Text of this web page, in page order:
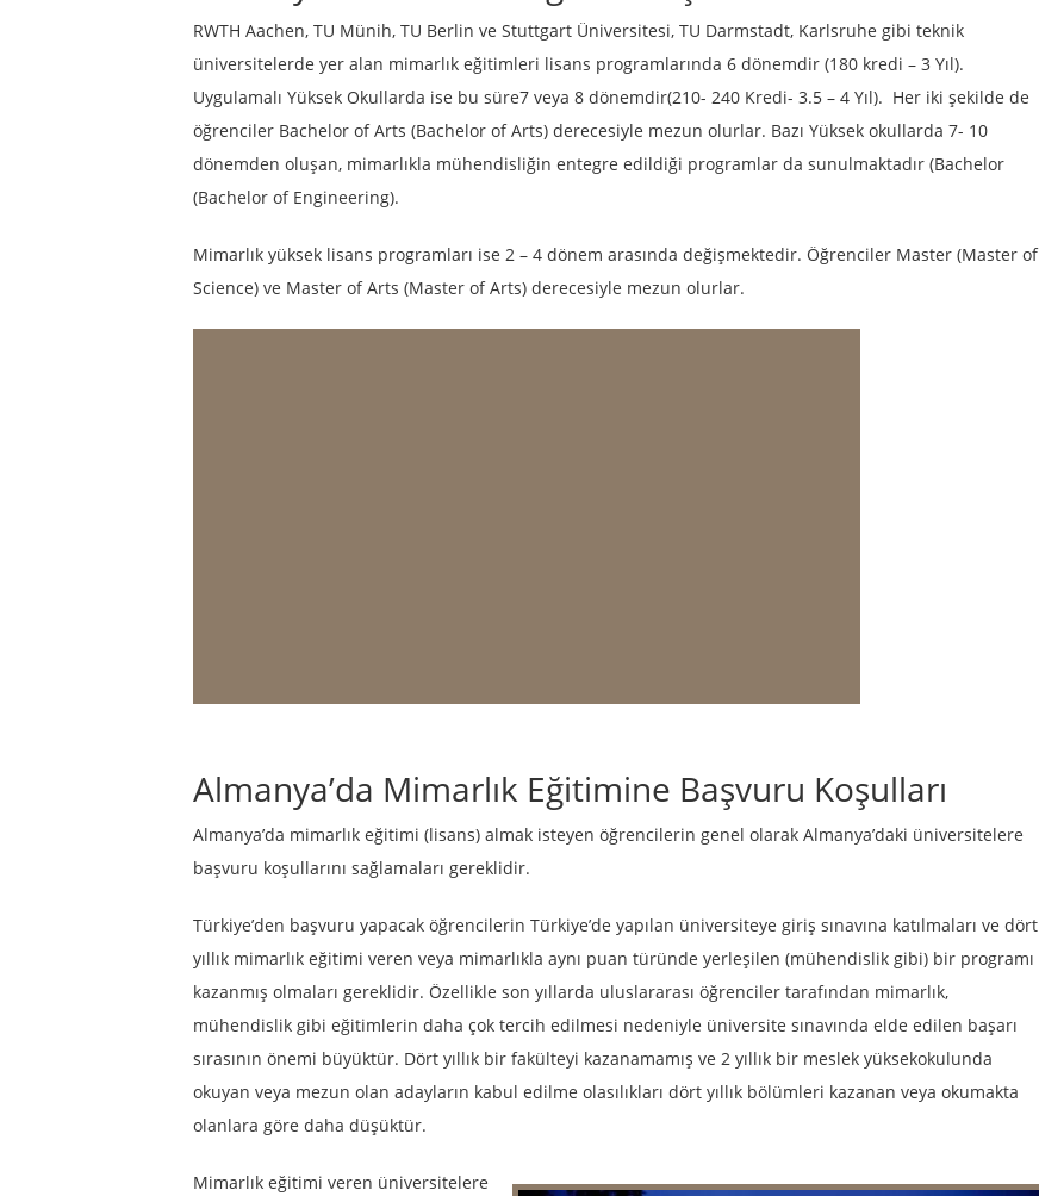
RWTH Aachen, TU Münih, TU Berlin ve Stuttgart Üniversitesi, TU Darmstadt, Karlsruhe gibi teknik
üniversitelerde yer alan mimarlık eğitimleri lisans programlarında 6 dönemdir (180 kredi – 3 Yıl).
Uygulamalı Yüksek Okullarda ise bu süre7 veya 8 dönemdir(210- 240 Kredi- 3.5 – 4 Yıl). Her iki şekilde de
öğrenciler Bachelor of Arts (Bachelor of Arts) derecesiyle mezun olurlar. Bazı Yüksek okullarda 7- 10
dönemden oluşan, mimarlıkla mühendisliğin entegre edildiği programlar da sunulmaktadır (Bachelor
(Bachelor of Engineering).
Mimarlık yüksek lisans programları ise 2 – 4 dönem arasında değişmektedir. Öğrenciler Master (Master of
Science) ve Master of Arts (Master of Arts) derecesiyle mezun olurlar.
Almanya’da Mimarlık Eğitimine Başvuru Koşulları
Almanya’da mimarlık eğitimi (lisans) almak isteyen öğrencilerin genel olarak Almanya’daki üniversitelere
başvuru koşullarını sağlamaları gereklidir.
Türkiye’den başvuru yapacak öğrencilerin Türkiye’de yapılan üniversiteye giriş sınavına katılmaları ve dört
yıllık mimarlık eğitimi veren veya mimarlıkla aynı puan türünde yerleşilen (mühendislik gibi) bir programı
kazanmış olmaları gereklidir. Özellikle son yıllarda uluslararası öğrenciler tarafından mimarlık,
mühendislik gibi eğitimlerin daha çok tercih edilmesi nedeniyle üniversite sınavında elde edilen başarı
sırasının önemi büyüktür. Dört yıllık bir fakülteyi kazanamamış ve 2 yıllık bir meslek yüksekokulunda
okuyan veya mezun olan adayların kabul edilme olasılıkları dört yıllık bölümleri kazanan veya okumakta
olanlara göre daha düşüktür.
Mimarlık eğitimi veren üniversitelere